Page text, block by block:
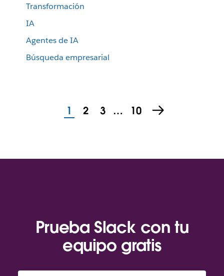
Transformación
IA
Agentes de IA
Búsqueda empresarial
1 2 3 … 10
Prueba Slack con tu
equipo gratis